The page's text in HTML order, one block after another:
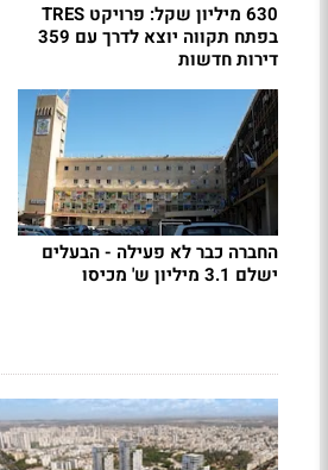
630 מיליון שקל: פרויקט TRES
בפתח תקווה יוצא לדרך עם 359
דירות חדשות
החברה כבר לא פעילה - הבעלים
ישלם 3.1 מיליון ש' מכיסו